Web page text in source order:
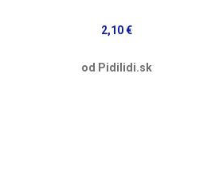
2,10 €
od Pidilidi.sk